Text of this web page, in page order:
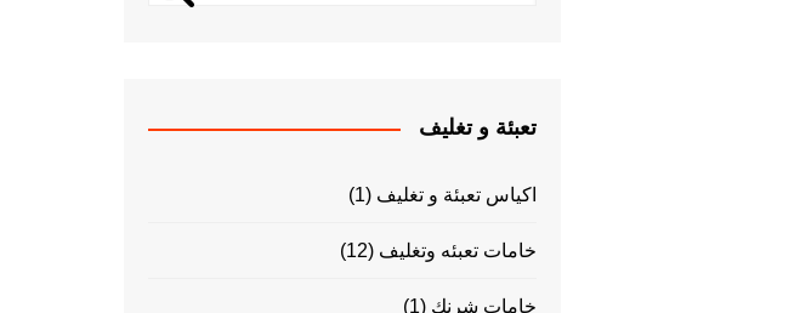
تعبئة و تغليف
اكياس تعبئة و تغليف (1)
خامات تعبئه وتغليف (12)
خامات شرنك (1)